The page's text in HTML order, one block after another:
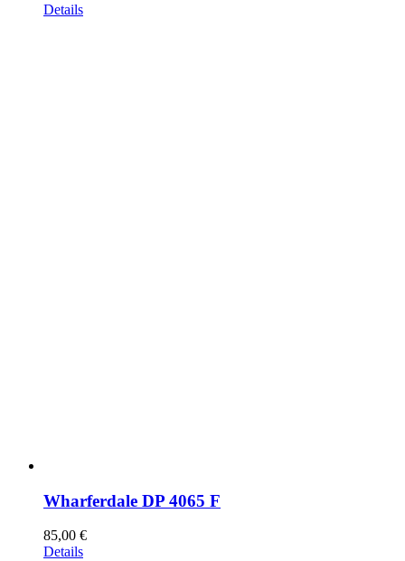
Details
Wharferdale DP 4065 F
85,00 €
Details